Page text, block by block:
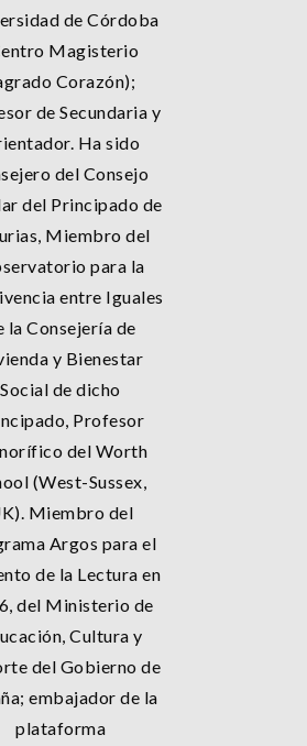
de Córdoba
Magisterio
Corazón);
de Secundaria y
Ha sido
del Consejo
del Principado de
Miembro del
para la
entre Iguales
la Consejería de
y Bienestar
Social de dicho
Profesor
del Worth
(West-Sussex,
Miembro del
Argos para el
de la Lectura en
del Ministerio de
Cultura y
del Gobierno de
embajador de la
plataforma